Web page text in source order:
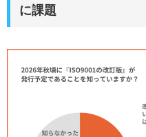
に課題